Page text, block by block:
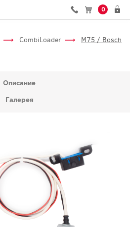
0
CombiLoader
M75 / Bosch
Описание
Галерея